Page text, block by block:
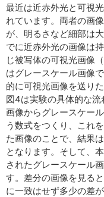
最近は近赤外光と可視
れています。両者の画
が、明るさなど細部は
でに近赤外光の画像は
じ被写体の可視光画像
はグレースケール画像
的に可視光画像を送り
図4は実験の具体的な
画像からグレースケー
う数式をつくり、これ
た画像のことで、結果
となります。そして、
されたグレースケール
す。差分の画像を見る
に一致はせず多少の差